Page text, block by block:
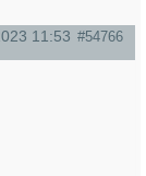
11:53 #54766